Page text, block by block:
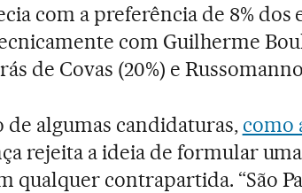
com a preferência de 8% dos
com Guilherme
de Covas (20%) e
algumas candidaturas, como
rejeita a ideia de formular
qualquer contrapartida. “São